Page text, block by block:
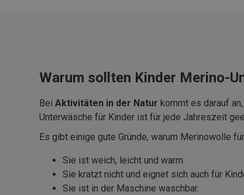
Warum sollten Kinder Merino-
Bei Aktivitäten in der Natur kommt es darauf
Unterwäsche für Kinder ist für jede Jahreszeit
Es gibt einige gute Gründe, warum Merinowolle
Sie ist weich, leicht und warm.
Sie kratzt nicht und eignet sich auch für
Sie ist in der Maschine waschbar.